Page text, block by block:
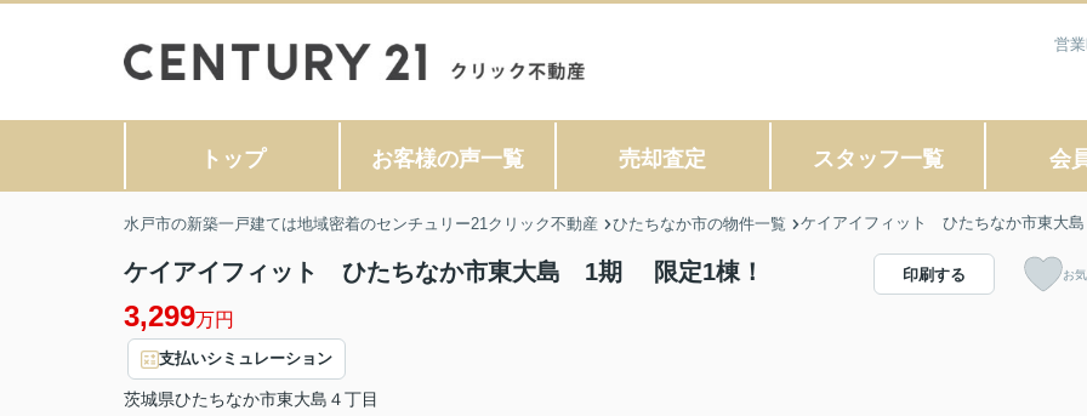
営
トップ お客様の声一覧 売却査定 スタッフ一覧 会
水戸市の新築一戸建ては地域密着のセンチュリー21クリック不動産 ひたちなか市の物件一覧 ケイアイフィット ひたちなか市東
ケイアイフィット ひたちなか市東大島 1期 限定1棟！
3,299万円
支払いシミュレーション
茨城県ひたちなか市東大島 ４丁目
印刷する お